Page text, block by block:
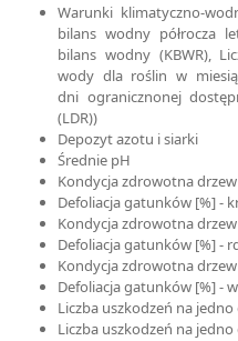
Warunki klimatyczno-
bilans wodny półrocza
bilans wodny (KBWR),
wody dla roślin w
dni ogranicznonej
(LDR))
Depozyt azotu i siarki
Średnie pH
Kondycja zdrowotna
Defoliacja gatunków [%] -
Kondycja zdrowotna
Defoliacja gatunków [%] -
Kondycja zdrowotna
Defoliacja gatunków [%] -
Liczba uszkodzeń na
Liczba uszkodzeń na